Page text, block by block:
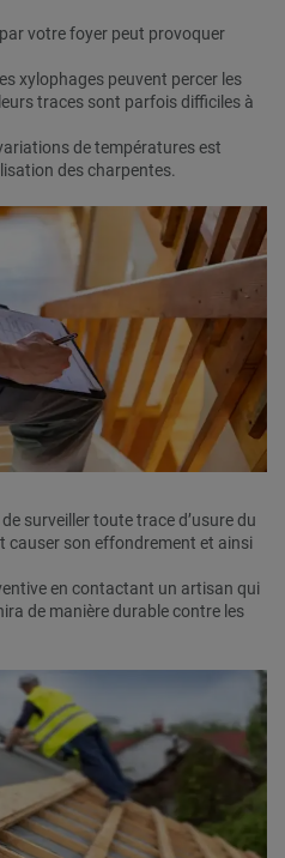
votre foyer peut provoquer
xylophages peuvent percer les
traces sont parfois difficiles à
de températures est
des charpentes.
surveiller toute trace d’usure du
causer son effondrement et ainsi
en contactant un artisan qui
de manière durable contre les